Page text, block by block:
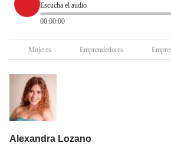
Escucha el audio
00:00:00
Mujeres Emprendedores
Alexandra Lozano